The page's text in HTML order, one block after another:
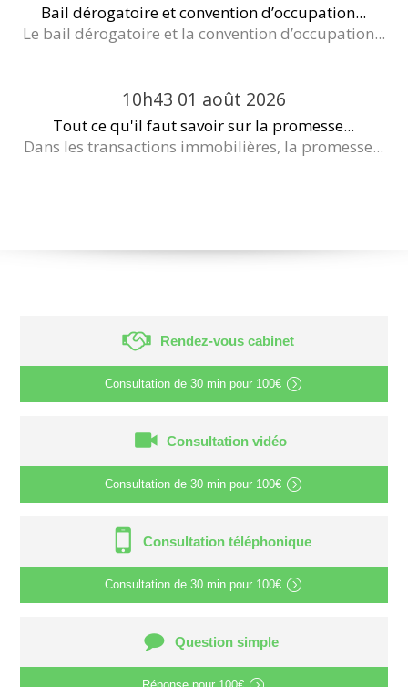
Bail dérogatoire et convention d’occupation...
Le bail dérogatoire et la convention d’occupation...
10h43 01 août 2026
Tout ce qu'il faut savoir sur la promesse...
Dans les transactions immobilières, la promesse...
Rendez-vous cabinet
Consultation de 30 min pour 100€
Consultation vidéo
Consultation de 30 min pour 100€
Consultation téléphonique
Consultation de 30 min pour 100€
Question simple